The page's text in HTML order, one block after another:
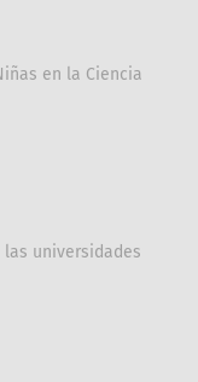
en la Ciencia
universidades